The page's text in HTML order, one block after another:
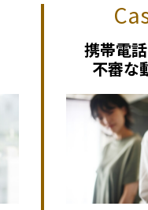
携帯電
不審な